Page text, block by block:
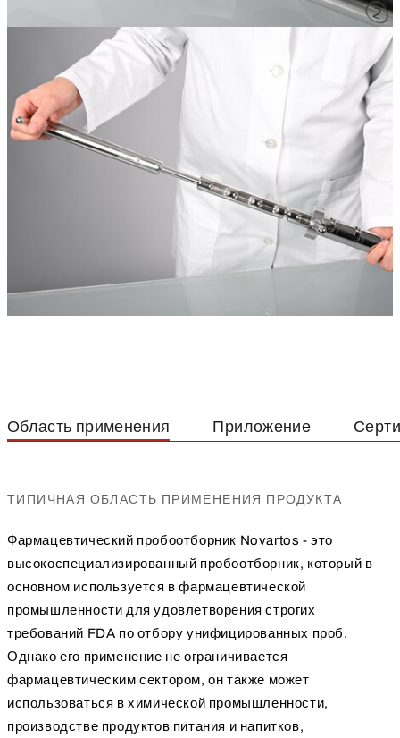
Область применения Приложение
ТИПИЧНАЯ ОБЛАСТЬ ПРИМЕНЕНИЯ ПРОДУКТА
Фармацевтический пробоотборник Novartos - это
высокоспециализированный пробоотборник, который в
основном используется в фармацевтической
промышленности для удовлетворения строгих
требований FDA по отбору унифицированных проб.
Однако его применение не ограничивается
фармацевтическим сектором, он также может
использоваться в химической промышленности,
производстве продуктов питания и напитков,